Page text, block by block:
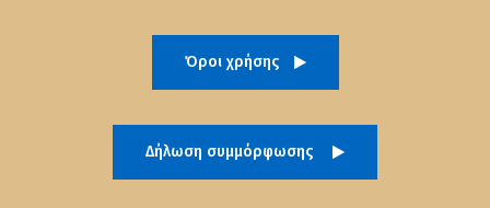
Όροι χρήσης
Δήλωση συμμόρφωσης